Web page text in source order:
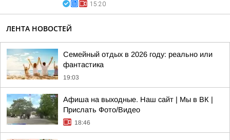
15:20
ЛЕНТА НОВОСТЕЙ
Семейный отдых в 2026 году: реально или
фантастика
19:03
Афиша на выходные. Наш сайт | Мы в ВК |
Прислать Фото/Видео
18:46